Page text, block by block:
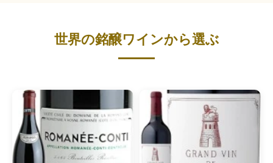
世界の銘醸ワインから選ぶ